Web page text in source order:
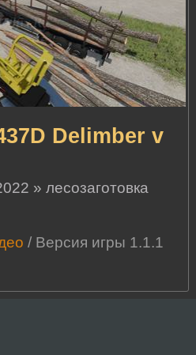
Delimber v
»лесозаготовка
/ Версия игры 1.1.1